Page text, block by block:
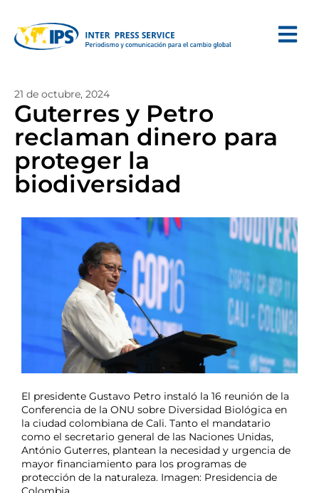
21 de octubre, 2024
Guterres y Petro
reclaman dinero para
proteger la
biodiversidad
El presidente Gustavo Petro instaló la 16 reunión de la
Conferencia de la ONU sobre Diversidad Biológica en
la ciudad colombiana de Cali. Tanto el mandatario
como el secretario general de las Naciones Unidas,
António Guterres, plantean la necesidad y urgencia de
mayor financiamiento para los programas de
protección de la naturaleza. Imagen: Presidencia de